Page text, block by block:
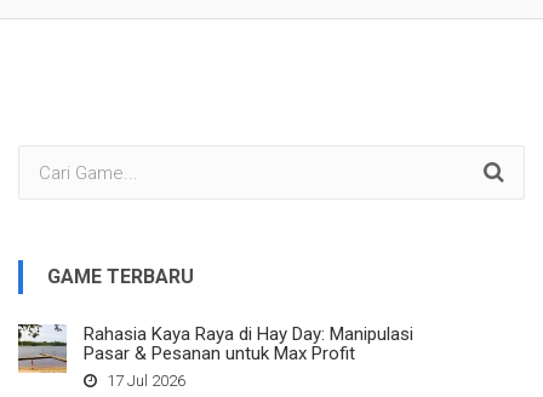
GAME TERBARU
Rahasia Kaya Raya di Hay Day: Manipulasi
Pasar & Pesanan untuk Max Profit
17 Jul 2026